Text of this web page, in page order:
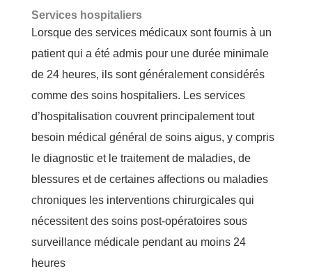
Services hospitaliers
Lorsque des services médicaux sont fournis à un
patient qui a été admis pour une durée minimale
de 24 heures, ils sont généralement considérés
comme des soins hospitaliers. Les services
d’hospitalisation couvrent principalement tout
besoin médical général de soins aigus, y compris
le diagnostic et le traitement de maladies, de
blessures et de certaines affections ou maladies
chroniques les interventions chirurgicales qui
nécessitent des soins post-opératoires sous
surveillance médicale pendant au moins 24
heures